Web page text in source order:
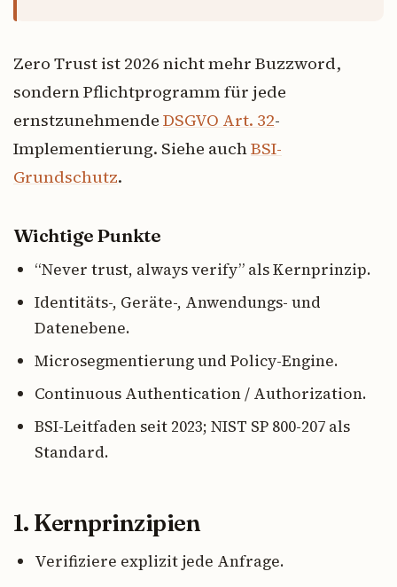
Zero Trust ist 2026 nicht mehr Buzzword,
sondern Pflichtprogramm für jede
ernstzunehmende DSGVO Art. 32-
Implementierung. Siehe auchBSI-
Grundschutz.
Wichtige Punkte
“Never trust, always verify” als Kernprinzip.
Identitäts-, Geräte-, Anwendungs- und
Datenebene.
Microsegmentierung und Policy-Engine.
Continuous Authentication / Authorization.
BSI-Leitfaden seit 2023; NIST SP 800-207 als
Standard.
1. Kernprinzipien
Verifiziere explizit jede Anfrage.